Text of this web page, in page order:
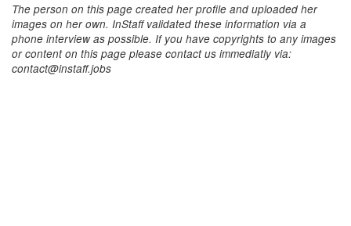
The person on this page created her profile and uploaded her
images on her own. InStaff validated these information via a
phone interview as possible. If you have copyrights to any images
or content on this page please contact us immediatly via:
contact@instaff.jobs